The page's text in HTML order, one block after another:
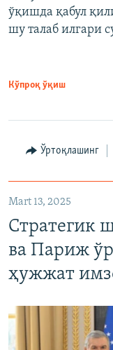
ўқишда қабул
шу талаб илгари
Кўпроқ ўқиш
Ўртоқлашинг
Mart 13, 2025
Стратегик
ва Париж
ҳужжат